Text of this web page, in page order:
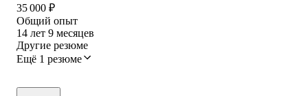
35 000 ₽
Общий опыт
14 лет 9 месяцев
Другие резюме
Ещё 1 резюме